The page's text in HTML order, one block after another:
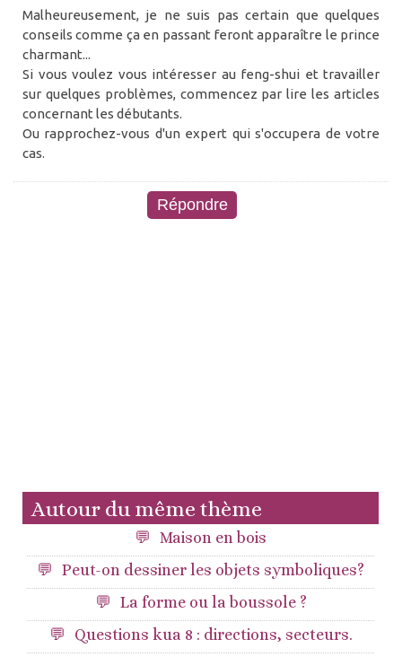
Malheureusement, je ne suis pas certain que quelques
conseils comme ça en passant feront apparaître le prince
charmant...
Si vous voulez vous intéresser au feng-shui et travailler
sur quelques problèmes, commencez par lire les articles
concernant les débutants.
Ou rapprochez-vous d'un expert qui s'occupera de votre
cas.
Autour du même thème
Maison en bois
Peut-on dessiner les objets symboliques?
La forme ou la boussole ?
Questions kua 8 : directions, secteurs.